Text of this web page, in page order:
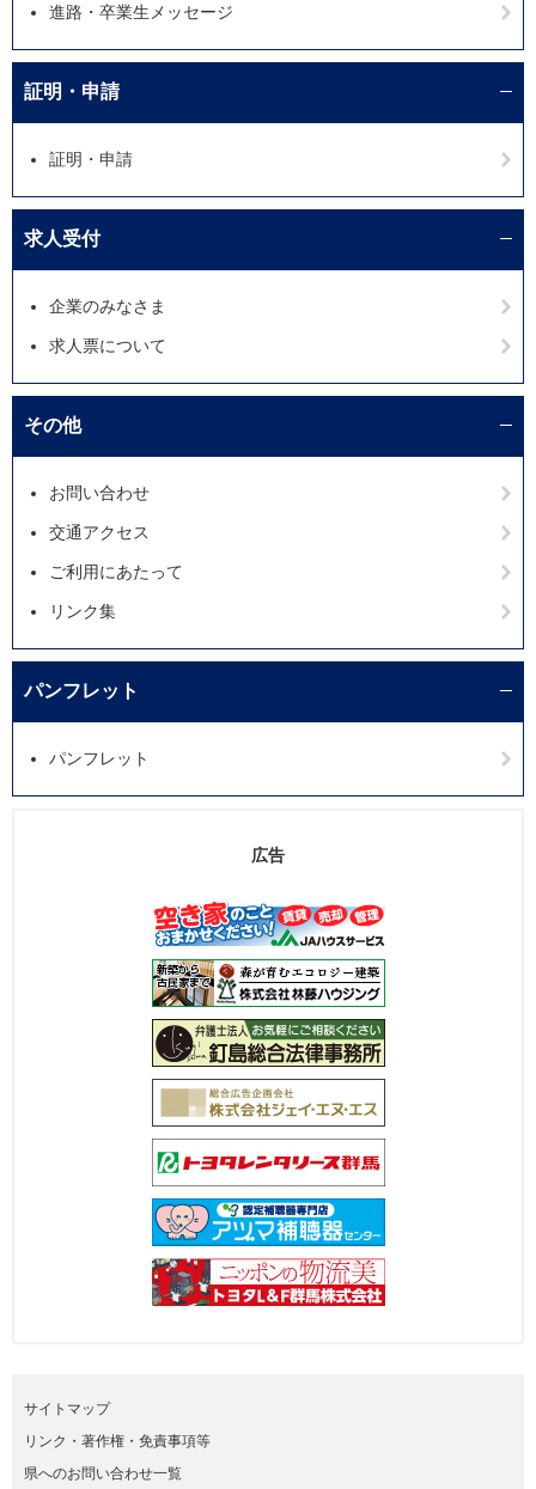
進路・卒業生メッセージ
証明・申請
証明・申請
求人受付
企業のみなさま
求人票について
その他
お問い合わせ
交通アクセス
ご利用にあたって
リンク集
パンフレット
パンフレット
広告
サイトマップ
リンク・著作権・免責事項等
県へのお問い合わせ一覧